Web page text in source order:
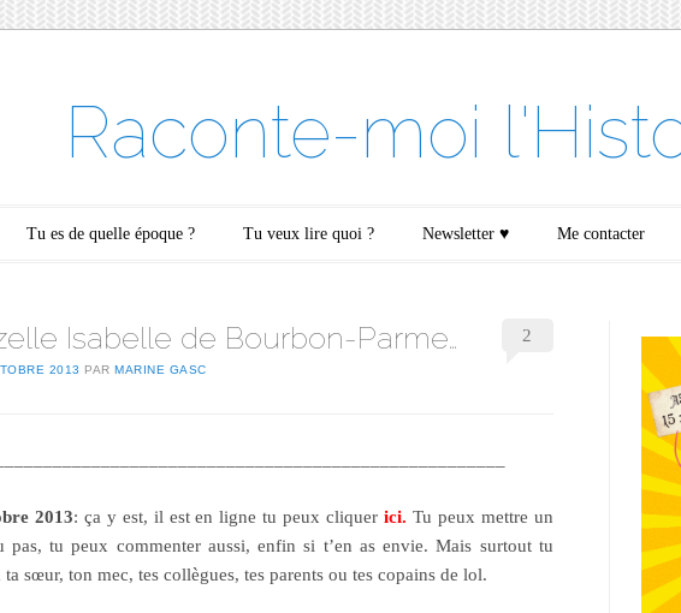
Raconte-moi
Tu es de quelle époque ? Tu veux lire quoi ? Newsletter ♥ Me contacter
Isabelle de Bourbon-Parme…
2013 PAR MARINE GASC
2
2013: ça y est, il est en ligne tu peux cliquerici. Tu peux mettre un
pas, tu peux commenter aussi, enfin si t’en as envie. Mais surtout tu
sœur, ton mec, tes collègues, tes parents ou tes copains de lol.